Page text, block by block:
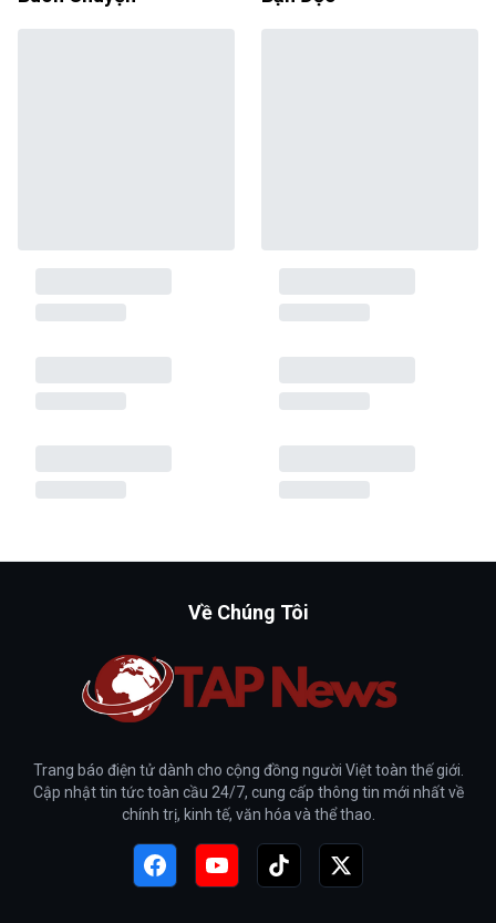
Về Chúng Tôi
Trang báo điện tử dành cho cộng đồng người Việt toàn thế giới.
Cập nhật tin tức toàn cầu 24/7, cung cấp thông tin mới nhất về
chính trị, kinh tế, văn hóa và thể thao.